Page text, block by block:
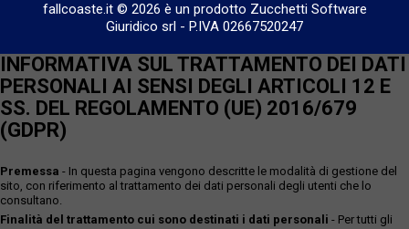
fallcoaste.it © 2026 è un prodotto Zucchetti Software
Giuridico srl - P.IVA 02667520247
INFORMATIVA SUL TRATTAMENTO DEI DATI
PERSONALI AI SENSI DEGLI ARTICOLI 12 E
SS. DEL REGOLAMENTO (UE) 2016/679
(GDPR)
Premessa - In questa pagina vengono descritte le modalità di gestione del
sito, con riferimento al trattamento dei dati personali degli utenti che lo
consultano.
Finalità del trattamento cui sono destinati i dati personali - Per tutti gli